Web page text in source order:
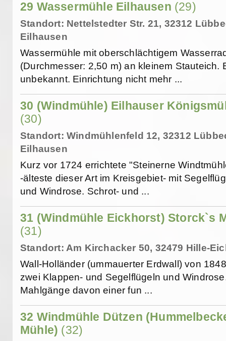
29 Wassermühle Eilhausen (29)
Standort: Nettelstedter Str. 21, 32312
Eilhausen
Wassermühle mit oberschlächtigem
(Durchmesser: 2,50 m) an kleinem Stauteich.
unbekannt. Einrichtung nicht mehr ...
30 (Windmühle) Eilhauser
(30)
Standort: Windmühlenfeld 12, 32312
Eilhausen
Kurz vor 1724 errichtete "Steinerne
-älteste dieser Art im Kreisgebiet- mit
und Windrose. Schrot- und ...
31 (Windmühle Eickhorst) Storck`s
(31)
Standort: Am Kirchacker 50, 32479 Hille-
Wall-Holländer (ummauerter Erdwall) von
zwei Klappen- und Segelflügeln und
Mahlgänge davon einer fun ...
32 Windmühle Dützen
Mühle) (32)